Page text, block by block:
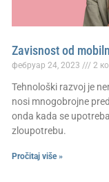
Zavisnost od
фебруар 24, 2023 2
Tehnološki razvoj je
nosi mnogobrojne
onda kada se
zloupotrebu.
Pročitaj više »